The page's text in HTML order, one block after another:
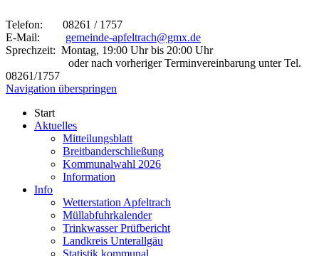
Telefon: 08261 / 1757
E-Mail: gemeinde-apfeltrach@gmx.de
Sprechzeit: Montag, 19:00 Uhr bis 20:00 Uhr
oder nach vorheriger Terminvereinbarung unter Tel.
08261/1757
Navigation überspringen
Start
Aktuelles
Mitteilungsblatt
Breitbanderschließung
Kommunalwahl 2026
Information
Info
Wetterstation Apfeltrach
Müllabfuhrkalender
Trinkwasser Prüfbericht
Landkreis Unterallgäu
Statistik kommunal